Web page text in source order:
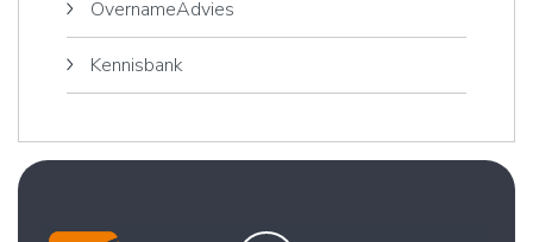
OvernameAdvies
Kennisbank